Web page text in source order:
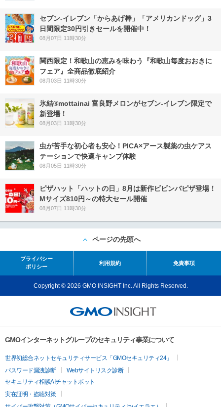
セブン‐イレブン「からあげ棒」「アメリカンドッグ」3
日間限定30円引きセールを開催中！
08月07日 11時30分
関西限定！和歌山の恵みを味わう『和歌山毎度おおきに
フェア』全商品徹底紹介
08月03日 11時30分
氷結®mottainai 富良野メロンがセブン‐イレブン限定で
新登場！
08月03日 11時30分
虫が苦手な初心者も安心！PICA×アース製薬の虫ケアス
テーションで快適キャンプ体験
08月05日 11時30分
ピザハット「ハットの日」8月は新作ビビンバピザ登場！
Mサイズ810円～の特大セール開催
08月07日 11時30分
ページの先頭へ
プライバシー
ポリシー
利用規約 免責事項
Copyright © 2026 GMO INSIGHT Inc. All Rights Reserved.
GMOインターネットグループのセキュリティ事業について
世界初総合ネットセキュリティサービス「GMOセキュリティ24」
パスワード漏洩診断
Webサイトリスク診断
セキュリティ相談AIチャットボット
実在証明・盗聴対策